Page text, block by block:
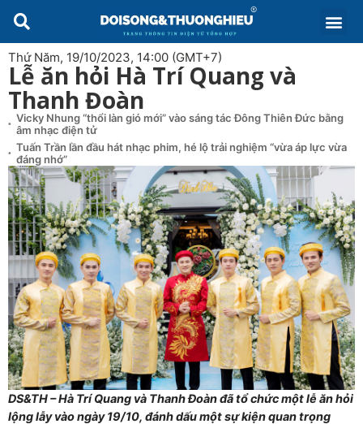
Thứ Năm, 19/10/2023, 14:00 (GMT+7)
Lễ ăn hỏi Hà Trí Quang và
Thanh Đoàn
Vicky Nhung “thổi làn gió mới” vào sáng tác Đông Thiên Đức bằng
âm nhạc điện tử
Tuấn Trần lần đầu hát nhạc phim, hé lộ trải nghiệm “vừa áp lực vừa
đáng nhớ”
DS&TH – Hà Trí Quang và Thanh Đoàn đã tổ chức một lễ ăn hỏi
lộng lẫy vào ngày 19/10, đánh dấu một sự kiện quan trọng